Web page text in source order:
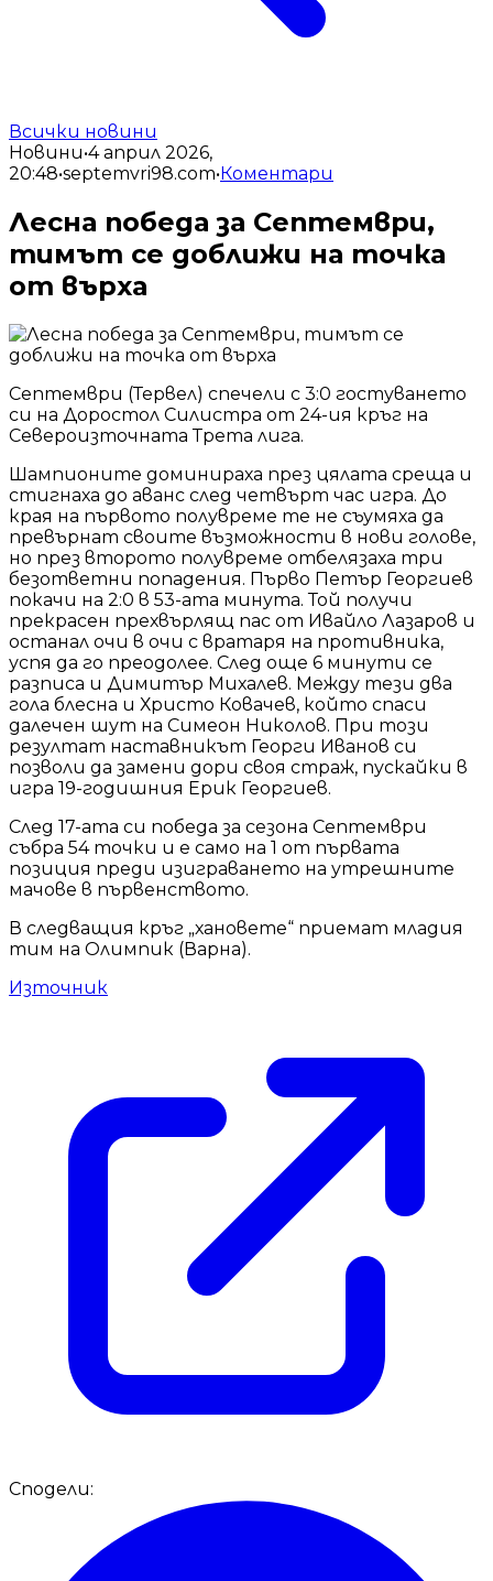
Всички новини
Новини•4 април 2026,
20:48•septemvri98.com•Коментари
Лесна победа за Септември,
тимът се доближи на точка
от върха
Септември (Тервел) спечели с 3:0 гостуването
си на Доростол Силистра от 24-ия кръг на
Североизточната Трета лига.
Шампионите доминираха през цялата среща и
стигнаха до аванс след четвърт час игра. До
края на първото полувреме те не съумяха да
превърнат своите възможности в нови голове,
но през второто полувреме отбелязаха три
безответни попадения. Първо Петър Георгиев
покачи на 2:0 в 53-ата минута. Той получи
прекрасен прехвърлящ пас от Ивайло Лазаров и
останал очи в очи с вратаря на противника,
успя да го преодолее. След още 6 минути се
разписа и Димитър Михалев. Между тези два
гола блесна и Христо Ковачев, който спаси
далечен шут на Симеон Николов. При този
резултат наставникът Георги Иванов си
позволи да замени дори своя страж, пускайки в
игра 19-годишния Ерик Георгиев.
След 17-ата си победа за сезона Септември
събра 54 точки и е само на 1 от първата
позиция преди изиграването на утрешните
мачове в първенството.
В следващия кръг „хановете“ приемат младия
тим на Олимпик (Варна).
Източник
Сподели: